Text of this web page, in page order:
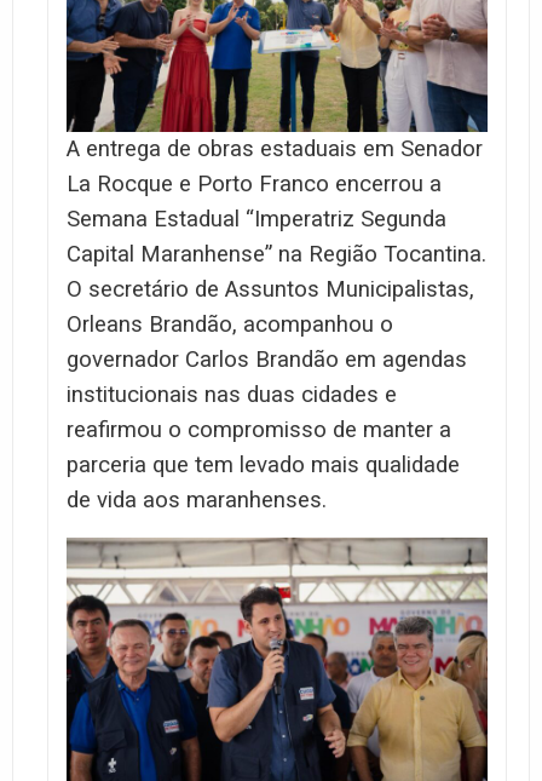
A entrega de obras estaduais em Senador
La Rocque e Porto Franco encerrou a
Semana Estadual “Imperatriz Segunda
Capital Maranhense” na Região Tocantina.
O secretário de Assuntos Municipalistas,
Orleans Brandão, acompanhou o
governador Carlos Brandão em agendas
institucionais nas duas cidades e
reafirmou o compromisso de manter a
parceria que tem levado mais qualidade
de vida aos maranhenses.